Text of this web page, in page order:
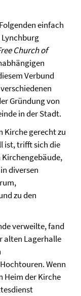
einfach
Church of
Verbund
Gründung von
in der Stadt.
Kirche gerecht zu
ist, trifft sich die
diversen
zu den
verweilte, fand
alten Lagerhalle
Wenn
Heim der Kirche